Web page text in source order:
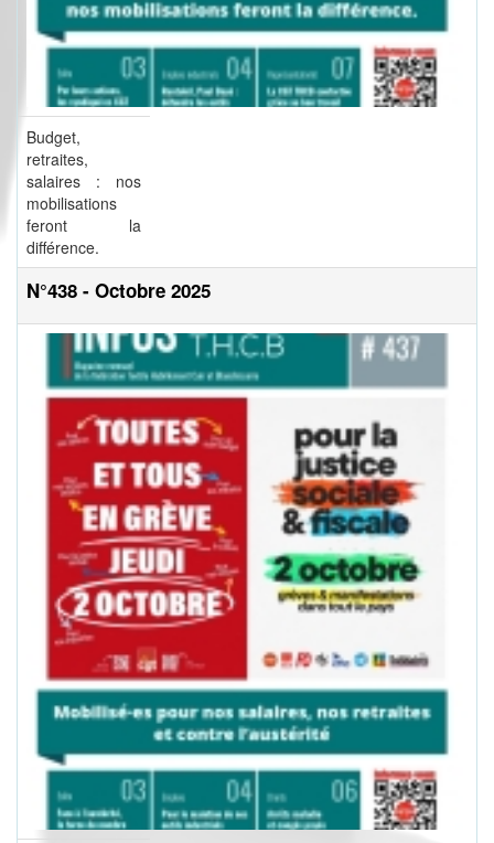
Budget,
retraites,
salaires : nos
mobilisations
feront la
différence.
N°438 - Octobre 2025